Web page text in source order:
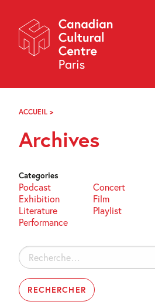
Navigation
About
Programming
Off-Site
Explore
i
ACCUEIL >
Archives
Categories
Podcast Concert
Exhibition
Film
Literature
Playlist
Performance
Rechercher :